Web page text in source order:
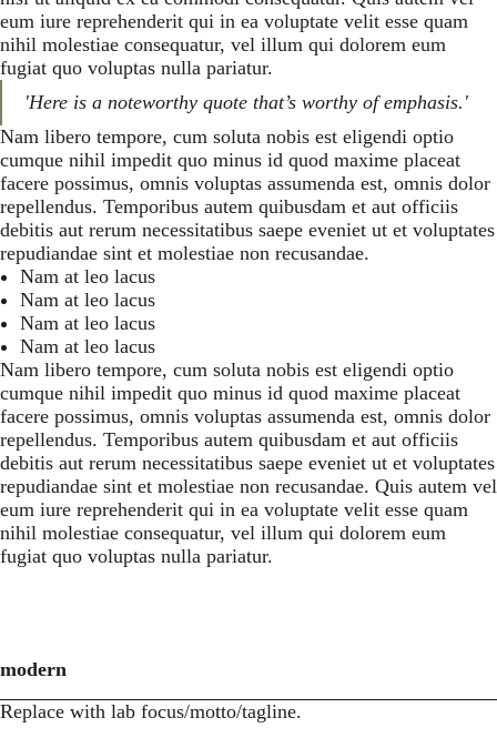
eum iure reprehenderit qui in ea voluptate velit esse quam
nihil molestiae consequatur, vel illum qui dolorem eum
fugiat quo voluptas nulla pariatur.
'Here is a noteworthy quote that’s worthy of emphasis.'
Nam libero tempore, cum soluta nobis est eligendi optio
cumque nihil impedit quo minus id quod maxime placeat
facere possimus, omnis voluptas assumenda est, omnis dolor
repellendus. Temporibus autem quibusdam et aut officiis
debitis aut rerum necessitatibus saepe eveniet ut et voluptates
repudiandae sint et molestiae non recusandae.
Nam at leo lacus
Nam at leo lacus
Nam at leo lacus
Nam at leo lacus
Nam libero tempore, cum soluta nobis est eligendi optio
cumque nihil impedit quo minus id quod maxime placeat
facere possimus, omnis voluptas assumenda est, omnis dolor
repellendus. Temporibus autem quibusdam et aut officiis
debitis aut rerum necessitatibus saepe eveniet ut et voluptates
repudiandae sint et molestiae non recusandae. Quis autem vel
eum iure reprehenderit qui in ea voluptate velit esse quam
nihil molestiae consequatur, vel illum qui dolorem eum
fugiat quo voluptas nulla pariatur.
modern
Replace with lab focus/motto/tagline.